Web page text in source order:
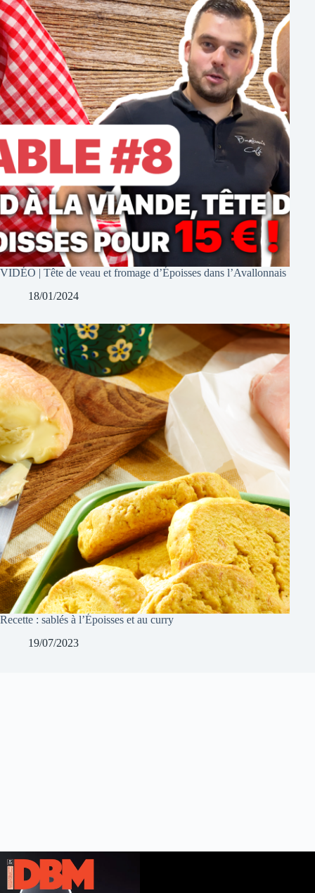
VIDÉO | Tête de veau et fromage d’Époisses dans l’Avallonnais
18/01/2024
Recette : sablés à l’Époisses et au curry
19/07/2023